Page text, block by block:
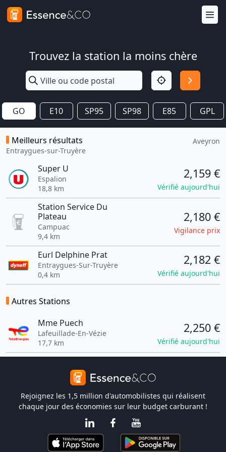
Trouvez la station la moins chère
GO E10 SP95 SP98 E85 GPL
Meilleurs résultats
Entraygues-sur-Truyère
Aveyron
Super U
Espalion
18,8 km
2,159 €
Vérifié aujourd'hui
Station Service Du
Plateau
Campuac
9,4 km
2,180 €
Vigilance prix
Eurl Delphine Prat
Entraygues-Sur-Truyère
0,4 km
2,182 €
Vérifié aujourd'hui
Autres Stations
Mme Puech
Lafeuillade-En-Vézie
17,7 km
2,250 €
Vérifié aujourd'hui
Rejoignez les 1,5 million d'automobilistes qui réalisent
chaque jour des économies sur leur budget carburant !